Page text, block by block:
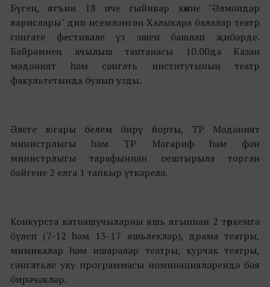
Бүген, ягъни 18 нче гыйнвар көнне "Әлмәндәр
варислары" дип исемләнгән Халыкара балалар театр
сәнгате фестивале үз эшен башлап җибәрде.
Бәйрәмнең ачылыш тантанасы 10.00да Казан
мәдәният һәм сәнгать институтының театр
факультетында булып узды.
Әлеге югары белем бирү йорты, ТР Мәдәният
министрлыгы һәм ТР Мәгариф һәм фән
министрлыгы тарафыннан оештырыла торган
бәйгене 2 елга 1 тапкыр үткәрелә.
Конкурста катнашучыларны яшь ягыннан 2 төркемгә
бүлеп (7-12 һәм 13-17 яшьлекләр), драма театры,
мимикалар һәм ишарәләр театры, курчак театры,
сәнгатьле уку программасы номинацияләрендә бәя
бирәчәкләр.